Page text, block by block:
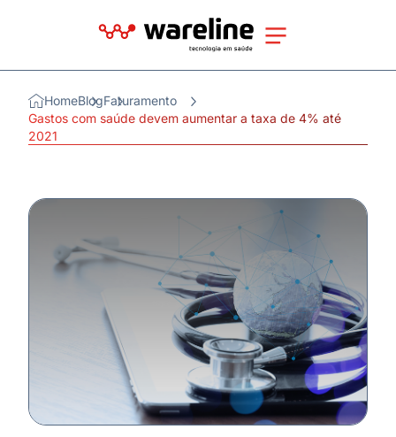
HomeBlogFaturamento
Gastos com saúde devem aumentar a taxa de 4% até
2021